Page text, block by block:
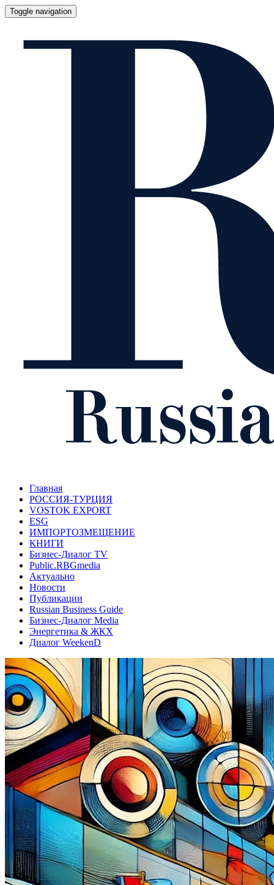
Toggle navigation
Главная
РОССИЯ-ТУРЦИЯ
VOSTOK EXPORT
ESG
ИМПОРТОЗМЕЩЕНИЕ
КНИГИ
Бизнес-Диалог TV
Public.RBGmedia
Актуально
Новости
Публикации
Russian Business Guide
Бизнес-Диалог Media
Энергетика & ЖКХ
Диалог WeekenD